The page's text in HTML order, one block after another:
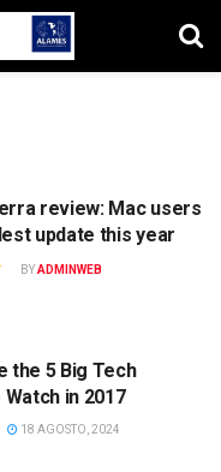
review: Mac users
update this year
BYADMINWEB
the 5 Big Tech
in 2017
18 AGOSTO, 2024